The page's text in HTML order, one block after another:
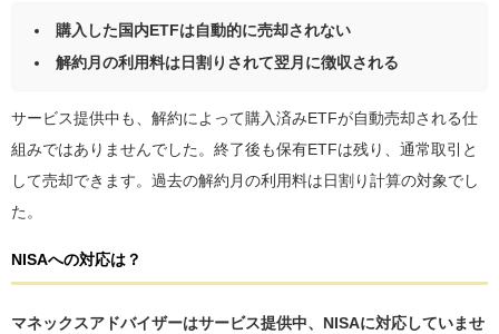
購入した国内ETFは自動的に売却されない
解約月の利用料は日割りされて翌月に徴収される
サービス提供中も、解約によって購入済みETFが自動売却される仕
組みではありませんでした。終了後も保有ETFは残り、通常取引と
して売却できます。過去の解約月の利用料は日割り計算の対象でし
た。
NISAへの対応は？
マネックスアドバイザーはサービス提供中、NISAに対応していませ